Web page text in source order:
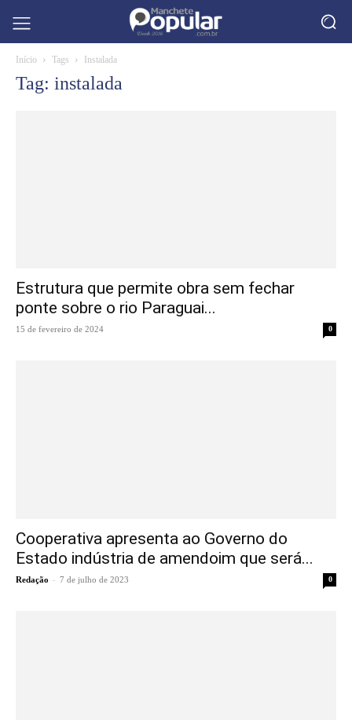
Início Tags Instalada
Tag: instalada
Estrutura que permite obra sem fechar
ponte sobre o rio Paraguai...
15 de fevereiro de 2024 0
Cooperativa apresenta ao Governo do
Estado indústria de amendoim que será...
Redação - 7 de julho de 2023 0